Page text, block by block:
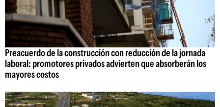
Preacuerdo de la construcción con reducción de la jornada
laboral: promotores privados advierten que absorberán los
mayores costos